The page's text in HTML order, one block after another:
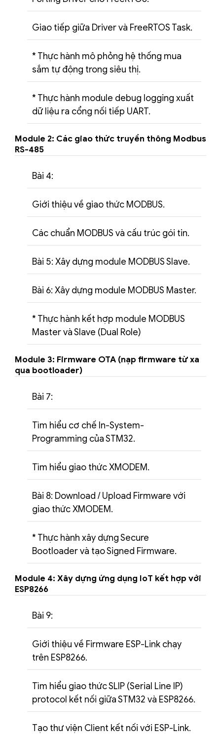
Giao tiếp giữa Driver và FreeRTOS Task.
* Thực hành mô phỏng hệ thống mua
sắm tự động trong siêu thị.
* Thực hành module debug logging xuất
dữ liệu ra cổng nối tiếp UART.
Module 2: Các giao thức truyền thông Modbus
RS-485
Bài 4:
Giới thiệu về giao thức MODBUS.
Các chuẩn MODBUS và cấu trúc gói tin.
Bài 5: Xây dựng module MODBUS Slave.
Bài 6: Xây dựng module MODBUS Master.
* Thực hành kết hợp module MODBUS
Master và Slave (Dual Role)
Module 3: Firmware OTA (nạp firmware từ xa
qua bootloader)
Bài 7:
Tìm hiểu cơ chế In-System-
Programming của STM32.
Tìm hiểu giao thức XMODEM.
Bài 8: Download / Upload Firmware với
giao thức XMODEM.
* Thực hành xây dựng Secure
Bootloader và tạo Signed Firmware.
Module 4: Xây dựng ứng dụng IoT kết hợp với
ESP8266
Bài 9:
Giới thiệu về Firmware ESP-Link chạy
trên ESP8266.
Tìm hiểu giao thức SLIP (Serial Line IP)
protocol kết nối giữa STM32 và ESP8266.
Tạo thư viện Client kết nối với ESP-Link.